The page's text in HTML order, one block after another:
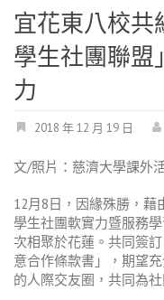
宜花東八校共
學生社團聯盟
力
2018 年 12 月 19 日
文/照片：慈濟大學課外
12月8日，因緣殊勝，藉
學生社團軟實力暨服務
次相聚於花蓮。共同簽
意合作條款書」，期望
的人際交友圈，共同為